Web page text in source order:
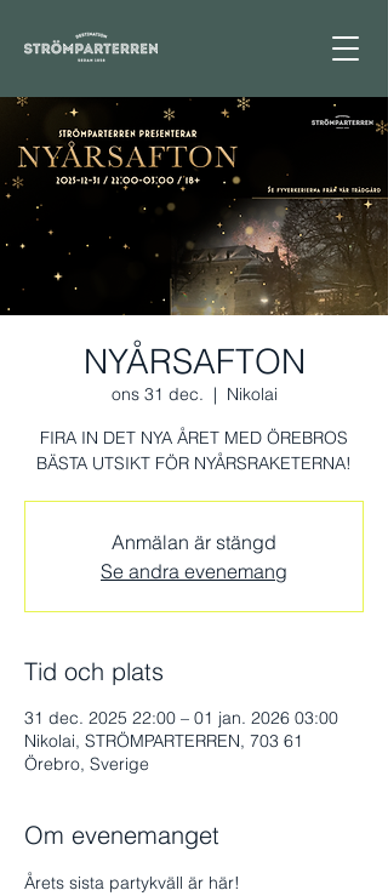
NYÅRSAFTON
ons 31 dec.
  |
Nikolai
FIRA IN DET NYA ÅRET MED ÖREBROS
BÄSTA UTSIKT FÖR NYÅRSRAKETERNA!
Anmälan är stängd
Se andra evenemang
Tid och plats
31 dec. 2025 22:00 – 01 jan. 2026 03:00
Nikolai, STRÖMPARTERREN, 703 61
Örebro, Sverige
Om evenemanget
Årets sista partykväll är här!